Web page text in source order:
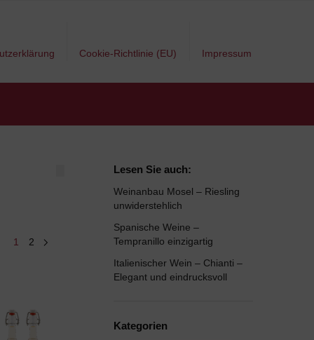
Cookie-Richtlinie (EU) Impressum
1 2
Lesen Sie auch:
Weinanbau Mosel – Riesling
unwiderstehlich
Spanische Weine –
Tempranillo einzigartig
Italienischer Wein – Chianti –
Elegant und eindrucksvoll
Kategorien